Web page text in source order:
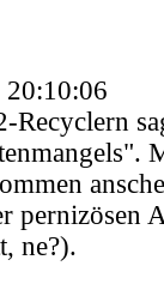
pernizösen
ne?).